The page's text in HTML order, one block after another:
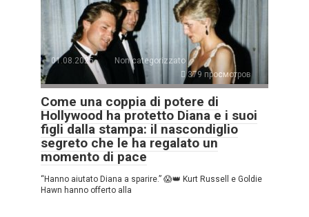
01.08.2025
Non categorizzato
379 просмотров
Come una coppia di potere di
Hollywood ha protetto Diana e i suoi
figli dalla stampa: il nascondiglio
segreto che le ha regalato un
momento di pace
“Hanno aiutato Diana a sparire.” 😱👑 Kurt Russell e Goldie
Hawn hanno offerto alla